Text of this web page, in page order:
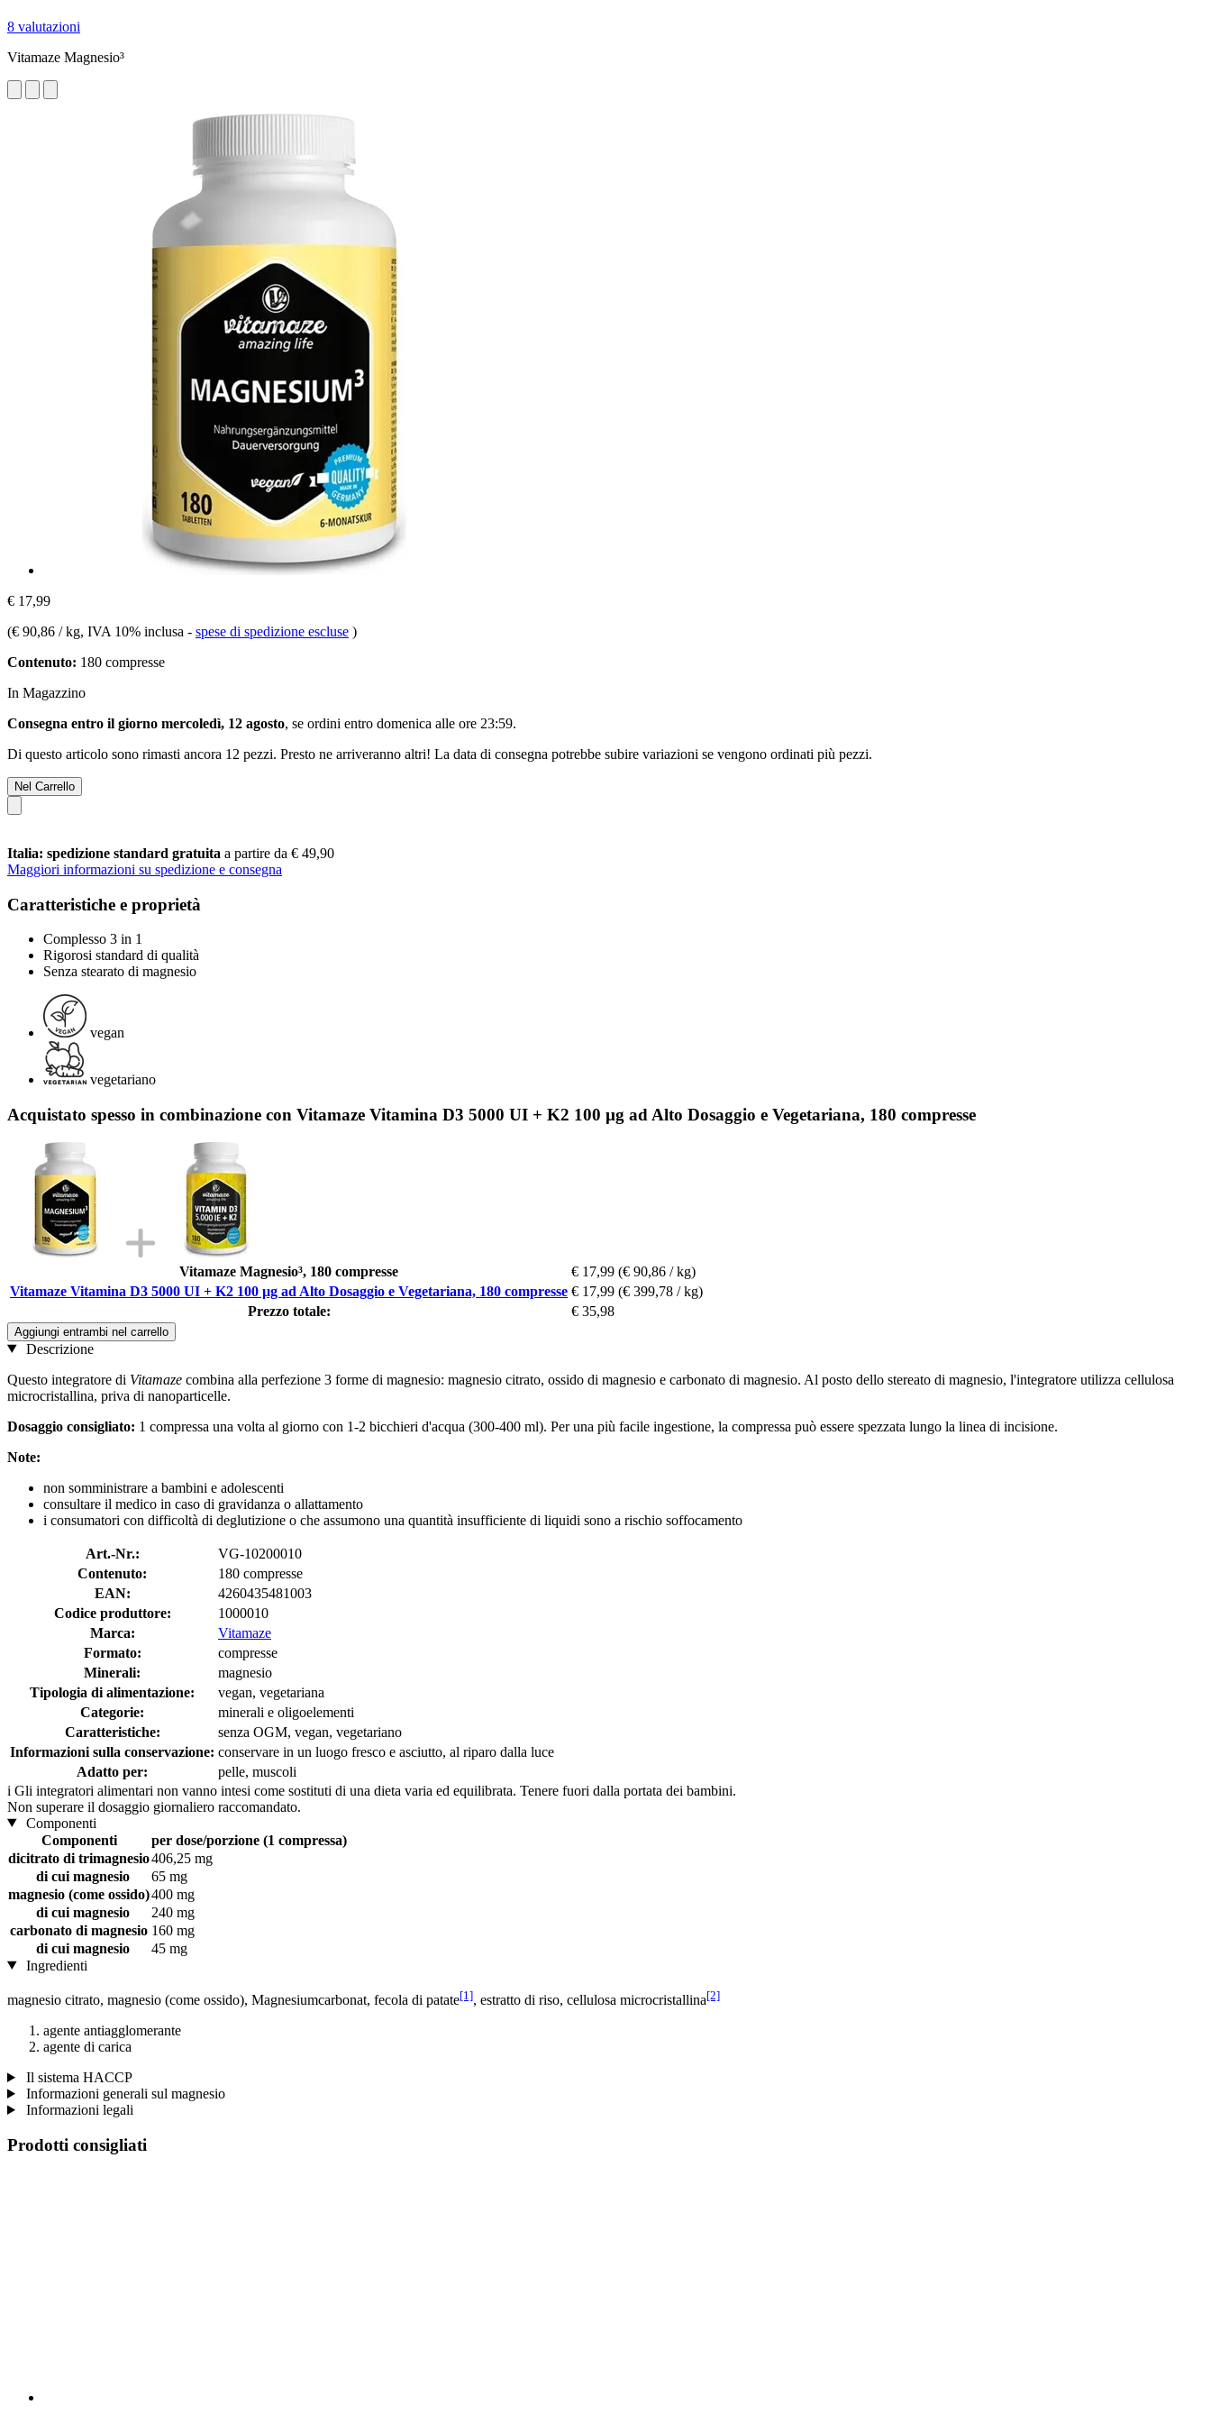
8 valutazioni
Vitamaze Magnesio³
€ 17,99
(€ 90,86 / kg, IVA 10% inclusa - spese di spedizione escluse )
Contenuto: 180 compresse
In Magazzino
Consegna entro il giorno mercoledì, 12 agosto, se ordini entro domenica alle ore 23:59.
Di questo articolo sono rimasti ancora 12 pezzi. Presto ne arriveranno altri! La data di consegna potrebbe subire variazioni se vengono ordinati più pezzi.
Nel Carrello
Italia: spedizione standard gratuita a partire da € 49,90
Maggiori informazioni su spedizione e consegna
Caratteristiche e proprietà
Complesso 3 in 1
Rigorosi standard di qualità
Senza stearato di magnesio
vegan
vegetariano
Acquistato spesso in combinazione con Vitamaze Vitamina D3 5000 UI + K2 100 µg ad Alto Dosaggio e Vegetariana, 180 compresse
Vitamaze Magnesio³, 180 compresse € 17,99 (€ 90,86 / kg)
Vitamaze Vitamina D3 5000 UI + K2 100 µg ad Alto Dosaggio e Vegetariana, 180 compresse € 17,99 (€ 399,78 / kg)
Prezzo totale:
€ 35,98
Aggiungi entrambi nel carrello
Descrizione
Questo integratore di Vitamaze combina alla perfezione 3 forme di magnesio: magnesio citrato, ossido di magnesio e carbonato di magnesio. Al posto dello stereato di magnesio, l'integratore utilizza cellulosa
microcristallina, priva di nanoparticelle.
Dosaggio consigliato: 1 compressa una volta al giorno con 1-2 bicchieri d'acqua (300-400 ml). Per una più facile ingestione, la compressa può essere spezzata lungo la linea di incisione.
Note:
non somministrare a bambini e adolescenti
consultare il medico in caso di gravidanza o allattamento
i consumatori con difficoltà di deglutizione o che assumono una quantità insufficiente di liquidi sono a rischio soffocamento
Art.-Nr.:
VG-10200010
Contenuto:
180 compresse
EAN:
4260435481003
Codice produttore:
1000010
Marca:
Vitamaze
Formato:
compresse
Minerali:
magnesio
Tipologia di alimentazione:
vegan, vegetariana
Categorie:
minerali e oligoelementi
Caratteristiche:
senza OGM, vegan, vegetariano
Informazioni sulla conservazione: conservare in un luogo fresco e asciutto, al riparo dalla luce
Adatto per:
pelle, muscoli
i Gli integratori alimentari non vanno intesi come sostituti di una dieta varia ed equilibrata. Tenere fuori dalla portata dei bambini.
Non superare il dosaggio giornaliero raccomandato.
Componenti
Componenti
per dose/porzione (1 compressa)
dicitrato di trimagnesio406,25 mg
di cui magnesio
65 mg
magnesio (come ossido)400 mg
di cui magnesio
240 mg
carbonato di magnesio 160 mg
di cui magnesio
45 mg
Ingredienti
magnesio citrato, magnesio (come ossido), Magnesiumcarbonat, fecola di patate[1], estratto di riso, cellulosa microcristallina[2]
agente antiagglomerante
agente di carica
Il sistema HACCP
Informazioni generali sul magnesio
Informazioni legali
Prodotti consigliati